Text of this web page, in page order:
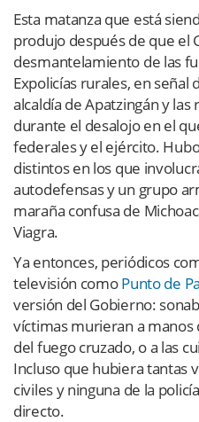
Esta matanza que está
produjo después de que el
desmantelamiento de las
Expolicías rurales, en
alcaldía de Apatzingán y
durante el desalojo en el
federales y el ejército.
distintos en los que
autodefensas y un grupo
maraña confusa de
Viagra.
Ya entonces, periódicos
televisión comoPunto de
versión del Gobierno:
víctimas murieran a manos
del fuego cruzado, o a las
Incluso que hubiera tantas
civiles y ninguna de la
directo.